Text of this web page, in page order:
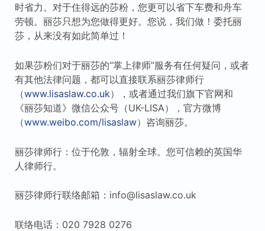
时省力。对于住得远的莎粉，您更可以省下车费和舟车
劳顿。丽莎只想为您做得更好。您说，我们做！委托丽
莎，从来没有如此简单过！
如果莎粉们对于丽莎的“掌上律师”服务有任何疑问，或者
有其他法律问题，都可以直接联系丽莎律师行
（www.lisaslaw.co.uk），或者通过我们旗下官网和
《丽莎知道》微信公众号（UK-LISA），官方微博
（www.weibo.com/lisaslaw）咨询丽莎。
丽莎律师行：位于伦敦，辐射全球。您可信赖的英国华
人律师行。
丽莎律师行联络邮箱：info@lisaslaw.co.uk
联络电话：020 7928 0276